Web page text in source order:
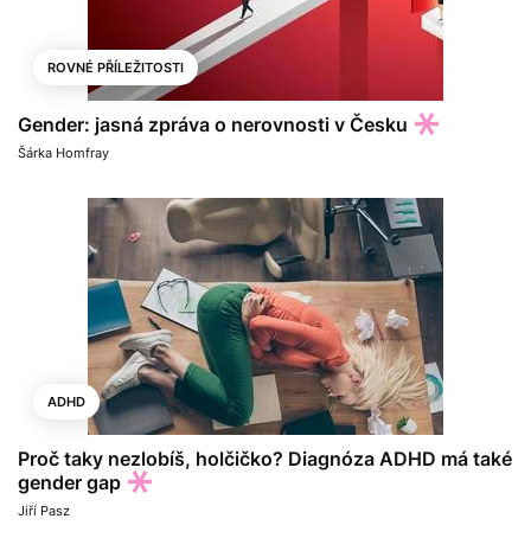
ROVNÉ PŘÍLEŽITOSTI
Gender: jasná zpráva o nerovnosti v Česku
Šárka Homfray
ADHD
Proč taky nezlobíš, holčičko? Diagnóza ADHD má také
gender gap
Jiří Pasz